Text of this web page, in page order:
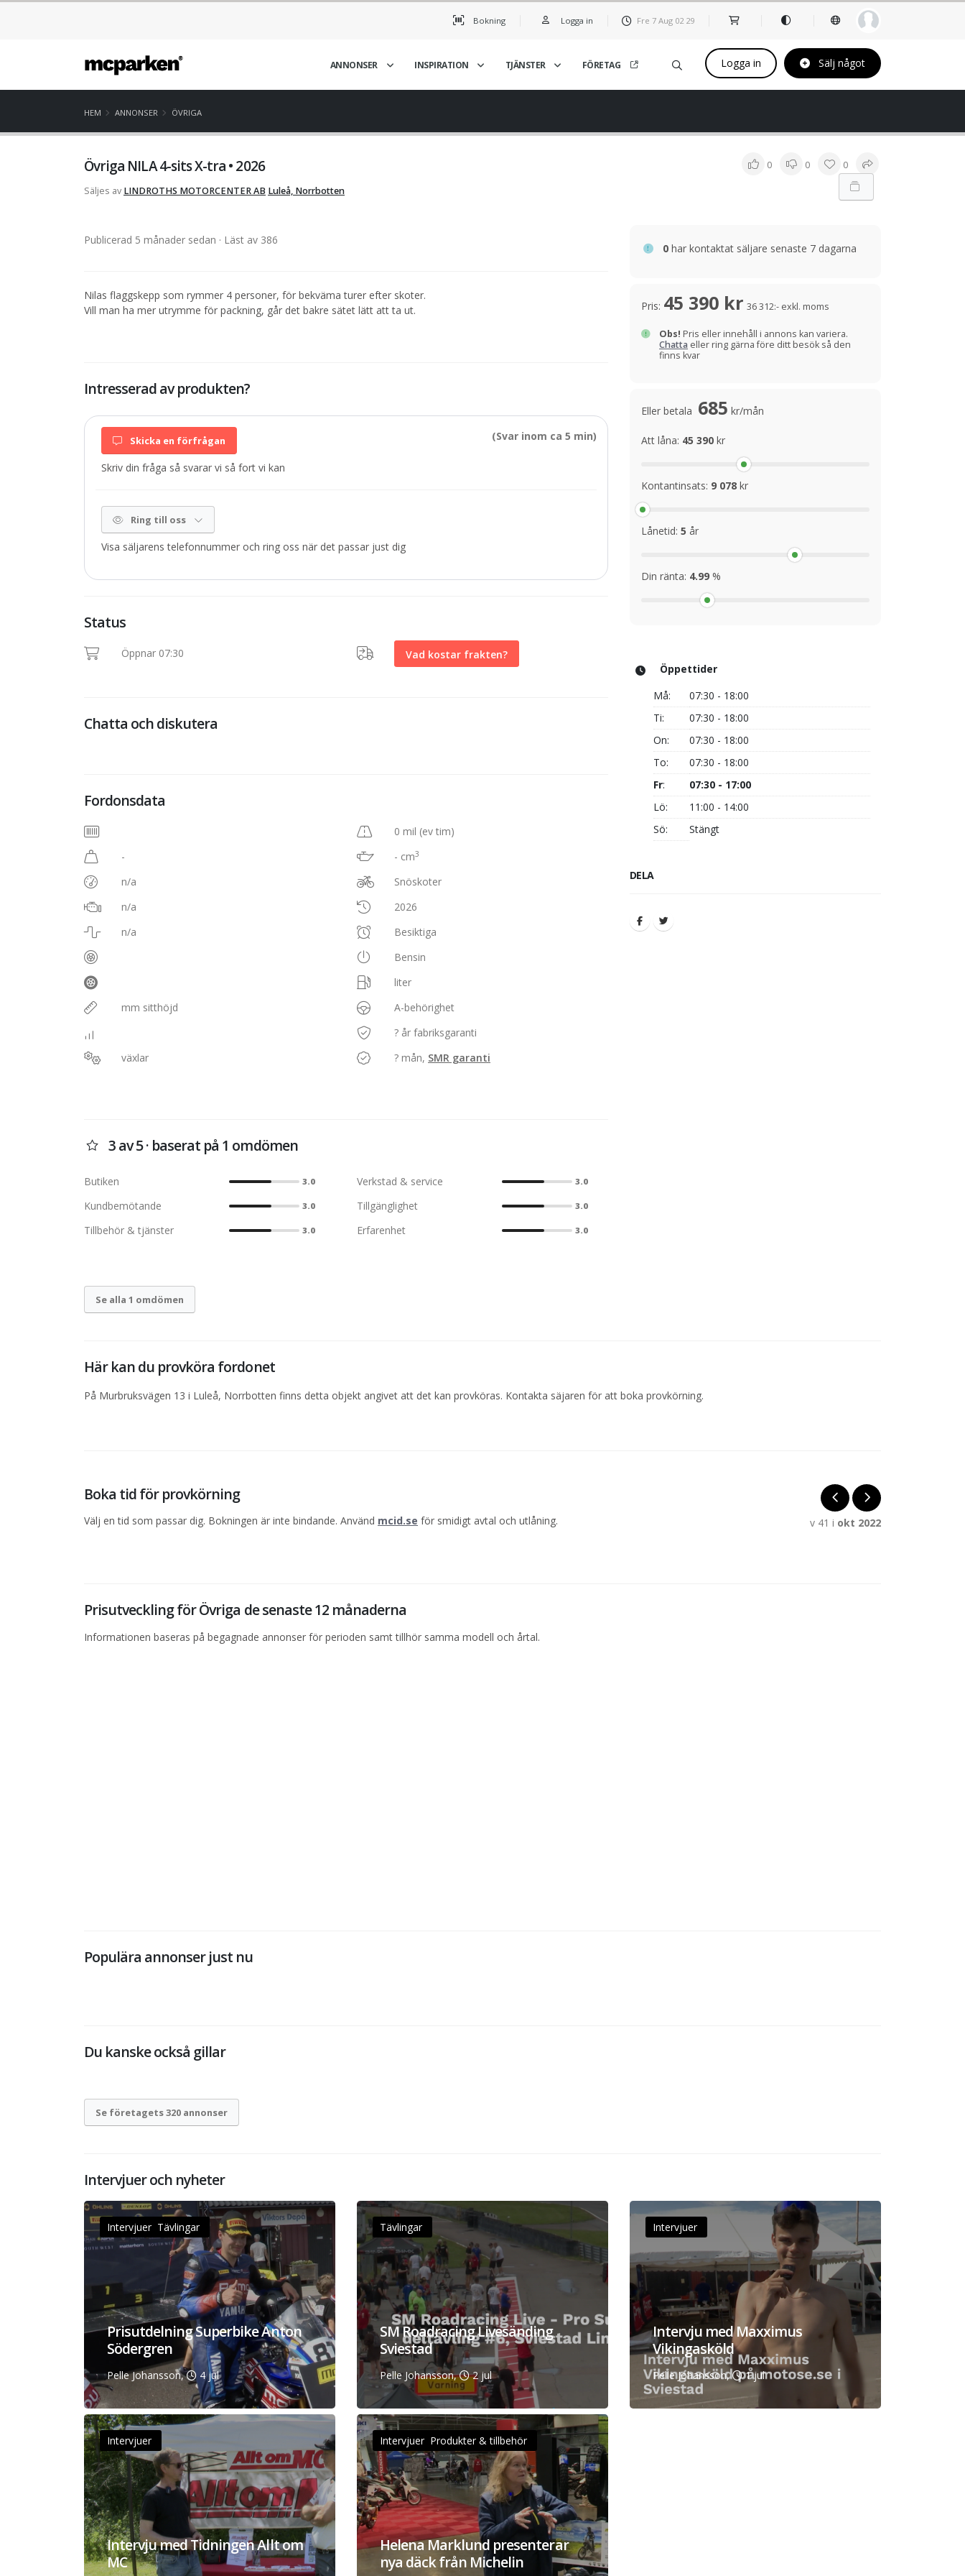
Bokning Logga in Fre 7 Aug 02 29
ANNONSER INSPIRATION TJÄNSTER FÖRETAG Logga in Sälj något
HEM ANNONSER ÖVRIGA
Övriga NILA 4-sits X-tra • 2026 0 0 0
Säljes av LINDROTHS MOTORCENTER AB Luleå, Norrbotten
Publicerad 5 månader sedan · Läst av 386
Nilas flaggskepp som rymmer 4 personer, för bekväma turer efter skoter.
Vill man ha mer utrymme för packning, går det bakre sätet lätt att ta ut.
Intresserad av produkten?
Skicka en förfrågan (Svar inom ca 5 min)
Skriv din fråga så svarar vi så fort vi kan
Ring till oss
Visa säljarens telefonnummer och ring oss när det passar just dig
Status
Öppnar 07:30 Vad kostar frakten?
Chatta och diskutera
Fordonsdata
-
n/a
n/a
n/a
mm sitthöjd
växlar
0 mil (ev tim)
- cm3
Snöskoter
2026
Besiktiga
Bensin
liter
A-behörighet
? år fabriksgaranti
? mån, SMR garanti
3 av 5 · baserat på 1 omdömen
Butiken 3.0 Verkstad & service 3.0
Kundbemötande 3.0 Tillgänglighet 3.0
Tillbehör & tjänster 3.0 Erfarenhet 3.0
Se alla 1 omdömen
0 har kontaktat säljare senaste 7 dagarna
Pris: 45 390 kr 36 312:- exkl. moms
Obs! Pris eller innehåll i annons kan variera.
Chatta eller ring gärna före ditt besök så den
finns kvar
Eller betala 685 kr/mån
Att låna: 45 390 kr
Kontantinsats: 9 078 kr
Lånetid: 5 år
Din ränta: 4.99 %
Öppettider
Må:
07:30 - 18:00
Ti:
07:30 - 18:00
On:
07:30 - 18:00
To:
07:30 - 18:00
Fr:
07:30 - 17:00
Lö:
11:00 - 14:00
Sö:
Stängt
DELA
Här kan du provköra fordonet
På Murbruksvägen 13 i Luleå, Norrbotten finns detta objekt angivet att det kan provköras. Kontakta säjaren för att boka provkörning.
Boka tid för provkörning
Välj en tid som passar dig. Bokningen är inte bindande. Använd mcid.se för smidigt avtal och utlåning. v 41 i okt 2022
Prisutveckling för Övriga de senaste 12 månaderna
Informationen baseras på begagnade annonser för perioden samt tillhör samma modell och årtal.
Populära annonser just nu
Du kanske också gillar
Se företagets 320 annonser
Intervjuer och nyheter
Intervjuer Tävlingar
Prisutdelning Superbike Anton
Södergren
Pelle Johansson, 4 jul
Tävlingar
SM Roadracing Livesänding
Sviestad
Pelle Johansson, 2 jul
Intervjuer
Intervju med Maxximus
Vikingasköld
Pelle Johansson, 1 jul
Intervjuer
Intervju med Tidningen Allt om
MC
Intervjuer Produkter & tillbehör
Helena Marklund presenterar
nya däck från Michelin